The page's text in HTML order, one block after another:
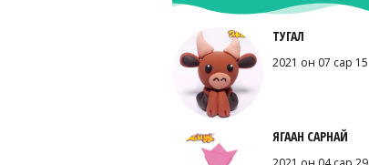
ТУГАЛ
2021 он 07 сар 15
ЯГААН САРНАЙ